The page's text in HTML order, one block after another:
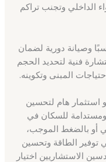
الداخلي وتجنب تراكم
وصيانة دورية لضمان
فنية لتحديد الحجم
المبنى وتكوينه.
استثمار هام لتحسين
ومستدامة للسكان في
أو بالضغط الموجب،
توفير الطاقة وتحسين
الاستشاريين اختيار